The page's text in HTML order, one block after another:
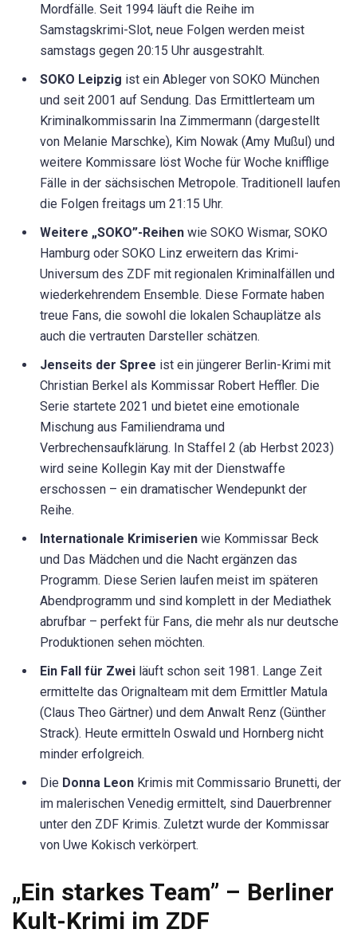
Mordfälle. Seit 1994 läuft die Reihe im
Samstagskrimi-Slot, neue Folgen werden meist
samstags gegen 20:15 Uhr ausgestrahlt.
SOKO Leipzig ist ein Ableger von SOKO München
und seit 2001 auf Sendung. Das Ermittlerteam um
Kriminalkommissarin Ina Zimmermann (dargestellt
von Melanie Marschke), Kim Nowak (Amy Mußul) und
weitere Kommissare löst Woche für Woche knifflige
Fälle in der sächsischen Metropole. Traditionell laufen
die Folgen freitags um 21:15 Uhr.
Weitere „SOKO”-Reihen wie SOKO Wismar, SOKO
Hamburg oder SOKO Linz erweitern das Krimi-
Universum des ZDF mit regionalen Kriminalfällen und
wiederkehrendem Ensemble. Diese Formate haben
treue Fans, die sowohl die lokalen Schauplätze als
auch die vertrauten Darsteller schätzen.
Jenseits der Spree ist ein jüngerer Berlin-Krimi mit
Christian Berkel als Kommissar Robert Heffler. Die
Serie startete 2021 und bietet eine emotionale
Mischung aus Familiendrama und
Verbrechensaufklärung. In Staffel 2 (ab Herbst 2023)
wird seine Kollegin Kay mit der Dienstwaffe
erschossen – ein dramatischer Wendepunkt der
Reihe.
Internationale Krimiserien wie Kommissar Beck
und Das Mädchen und die Nacht ergänzen das
Programm. Diese Serien laufen meist im späteren
Abendprogramm und sind komplett in der Mediathek
abrufbar – perfekt für Fans, die mehr als nur deutsche
Produktionen sehen möchten.
Ein Fall für Zwei läuft schon seit 1981. Lange Zeit
ermittelte das Orignalteam mit dem Ermittler Matula
(Claus Theo Gärtner) und dem Anwalt Renz (Günther
Strack). Heute ermitteln Oswald und Hornberg nicht
minder erfolgreich.
Die Donna Leon Krimis mit Commissario Brunetti, der
im malerischen Venedig ermittelt, sind Dauerbrenner
unter den ZDF Krimis. Zuletzt wurde der Kommissar
von Uwe Kokisch verkörpert.
„Ein starkes Team” – Berliner
Kult-Krimi im ZDF